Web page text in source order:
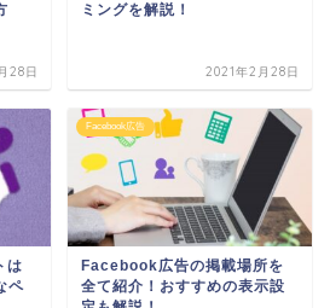
28日
ミングを解説！
2021年2月28日
は
ペ
Facebook広告
Facebook広告の掲載場所を
全て紹介！おすすめの表示設